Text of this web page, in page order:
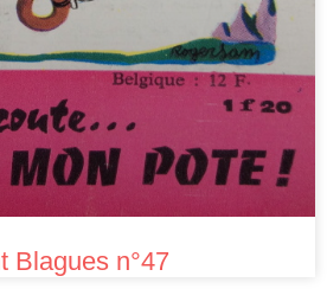
Blagues n°47